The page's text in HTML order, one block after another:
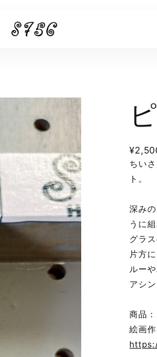
ちい
ト。
深み
うに
グラス
片方
ルー
アシ
商品
絵画